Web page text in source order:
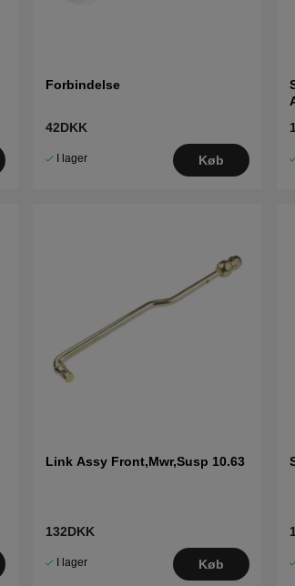
Forbindelse
42DKK
I lager Køb
Link Assy Front,Mwr,Susp 10.63
132DKK
I lager Køb